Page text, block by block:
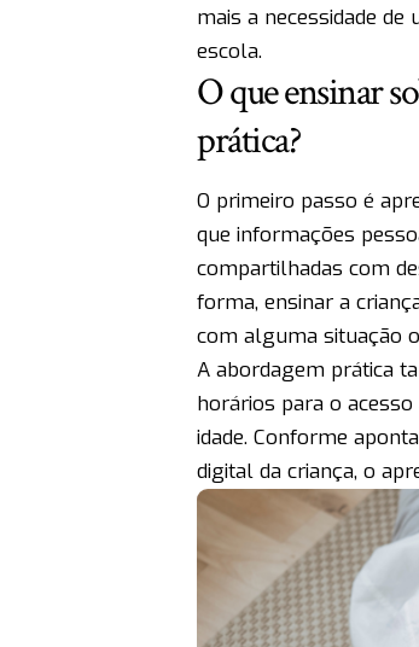
mais a necessidade
escola.
O que ensinar
prática?
O primeiro passo é
que informações
compartilhadas com
forma, ensinar a
com alguma situação
A abordagem prática
horários para o
idade. Conforme
digital da criança, o